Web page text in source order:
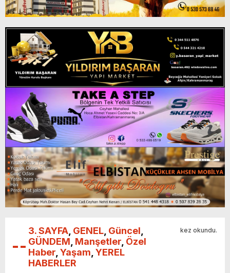
3. SAYFA GENEL Güncel
GÜNDEM Manşetler Özel
Haber Yaşam YEREL
HABERLER
kez okundu.